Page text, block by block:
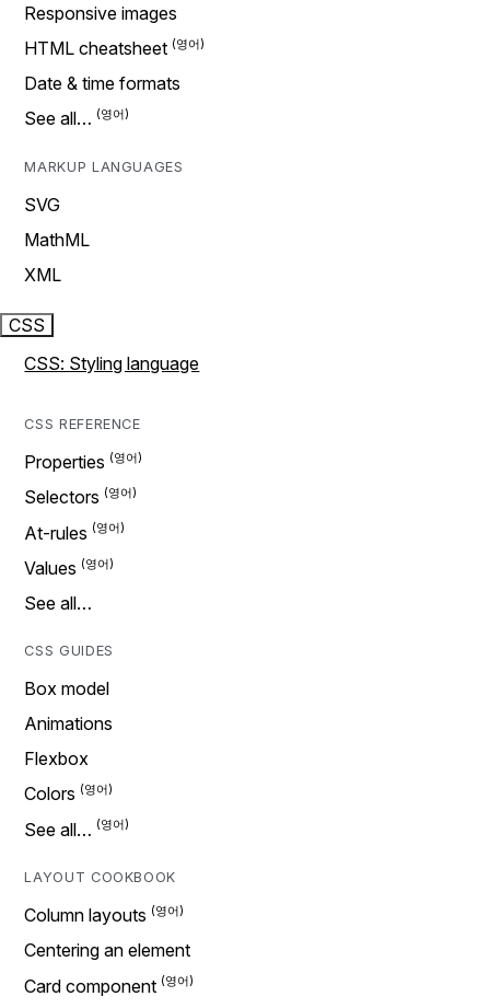
Responsive images
HTML cheatsheet
Date & time formats
See all…
MARKUP LANGUAGES
SVG
MathML
XML
CSS
CSS: Styling language
CSS REFERENCE
Properties
Selectors
At-rules
Values
See all…
CSS GUIDES
Box model
Animations
Flexbox
Colors
See all…
LAYOUT COOKBOOK
Column layouts
Centering an element
Card component